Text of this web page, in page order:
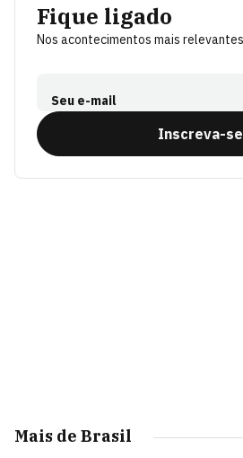
Fique ligado
Nos acontecimentos mais
Seu e-mail
Inscreva-se
Mais de Brasil